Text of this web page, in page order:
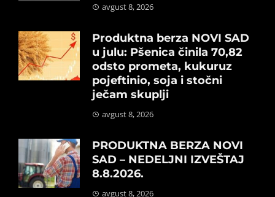
avgust 8, 2026
Produktna berza NOVI SAD
u julu: Pšenica činila 70,82
odsto prometa, kukuruz
pojeftinio, soja i stočni
ječam skuplji
avgust 8, 2026
PRODUKTNA BERZA NOVI
SAD – NEDELJNI IZVEŠTAJ
8.8.2026.
avgust 8, 2026